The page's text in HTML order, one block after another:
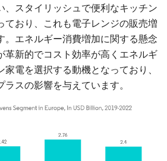
、スタイリッシュで便利なキッチン
ており、これも電子レンジの販売増
。エネルギー消費増加に関する懸念
革新的でコスト効率が高くエネルギ
電を選択する動機となっており、
スの影響を与えています。